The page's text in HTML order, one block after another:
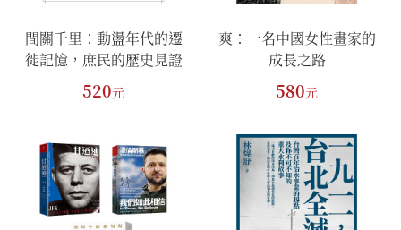
間關千里：動盪年代的遷
徙記憶，庶民的歷史見證
520元
爽：一名中國女性畫家的
成長之路
580元